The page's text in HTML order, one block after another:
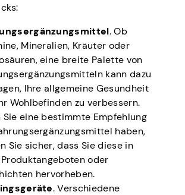
. Ob
Mineralien, Kräuter oder
eine breite Palette von
kann dazu
Ihre allgemeine Gesundheit
Wohlbefinden zu verbessern.
Sie eine bestimmte Empfehlung
haben,
Sie sicher, dass Sie diese in
oder
hervorheben.
. Verschiedene